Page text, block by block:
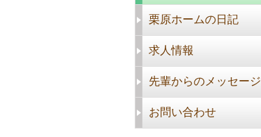
栗原ホームの日記
求人情報
先輩からのメッセージ
お問い合わせ